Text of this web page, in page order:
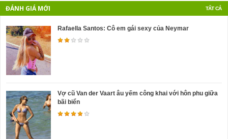
TẤT CẢ
ĐÁNH GIÁ MỚI
Rafaella Santos: Cô em gái sexy của Neymar
Vợ cũ Van der Vaart âu yếm công khai với hôn phu giữa
bãi biển